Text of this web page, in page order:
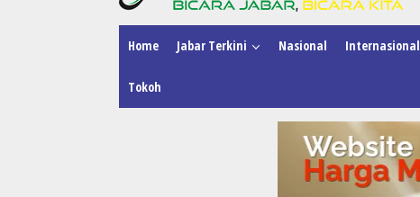
Home Jabar Terkini Nasional Internasional
Tokoh